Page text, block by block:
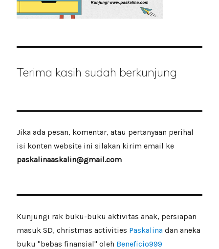
Terima kasih sudah berkunjung
Jika ada pesan, komentar, atau pertanyaan perihal
isi konten website ini silakan kirim email ke
paskalinaaskalin@gmail.com
Kunjungi rak buku-buku aktivitas anak, persiapan
masuk SD, christmas activities Paskalinadan aneka
buku "bebas finansial" oleh Beneficio999